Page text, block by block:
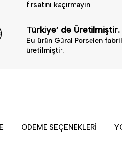
fırsatını kaçırmayın.
Türkiye’ de Üretilmiştir.
Bu ürün Güral Porselen
üretilmiştir.
ÖDEME SEÇENEKLERI